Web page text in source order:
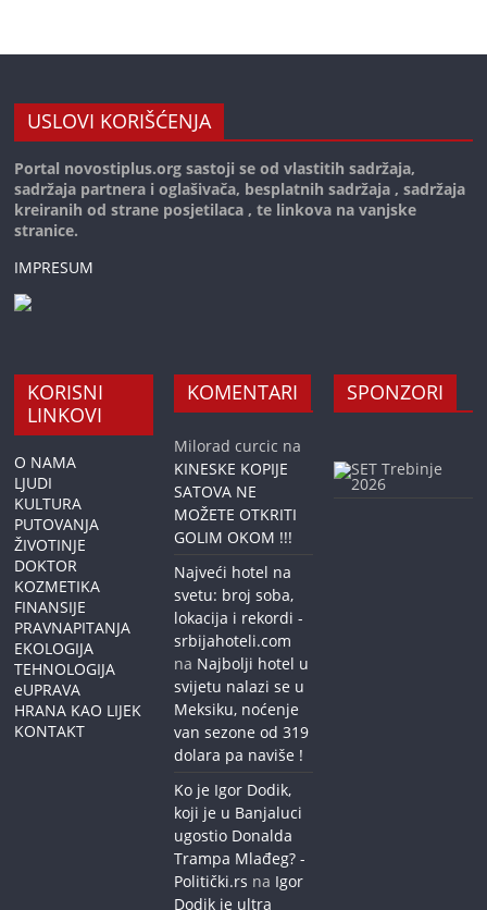
USLOVI KORIŠĆENJA
Portal novostiplus.org sastoji se od vlastitih sadržaja,
sadržaja partnera i oglašivača, besplatnih sadržaja , sadržaja
kreiranih od strane posjetilaca , te linkova na vanjske
stranice.
IMPRESUM
KORISNI
LINKOVI
O NAMA
LJUDI
KULTURA
PUTOVANJA
ŽIVOTINJE
DOKTOR
KOZMETIKA
FINANSIJE
PRAVNAPITANJA
EKOLOGIJA
TEHNOLOGIJA
eUPRAVA
HRANA KAO LIJEK
KONTAKT
KOMENTARI
Milorad curcic na
KINESKE KOPIJE
SATOVA NE
MOŽETE OTKRITI
GOLIM OKOM !!!
Najveći hotel na
svetu: broj soba,
lokacija i rekordi -
srbijahoteli.com
na Najbolji hotel u
svijetu nalazi se u
Meksiku, noćenje
van sezone od 319
dolara pa naviše !
Ko je Igor Dodik,
koji je u Banjaluci
ugostio Donalda
Trampa Mlađeg? -
Politički.rs na Igor
Dodik je ultra
SPONZORI